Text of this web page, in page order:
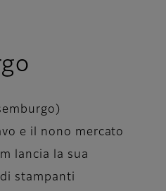
e il nono mercato
lancia la sua
stampanti